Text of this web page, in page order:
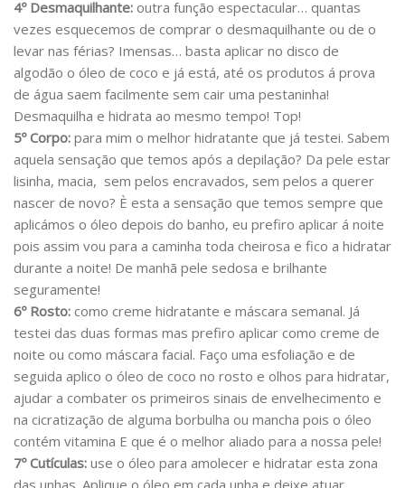
4º Desmaquilhante: outra função espectacular… quantas
vezes esquecemos de comprar o desmaquilhante ou de o
levar nas férias? Imensas… basta aplicar no disco de
algodão o óleo de coco e já está, até os produtos á prova
de água saem facilmente sem cair uma pestaninha!
Desmaquilha e hidrata ao mesmo tempo! Top!
5º Corpo: para mim o melhor hidratante que já testei. Sabem
aquela sensação que temos após a depilação? Da pele estar
lisinha, macia, sem pelos encravados, sem pelos a querer
nascer de novo? È esta a sensação que temos sempre que
aplicámos o óleo depois do banho, eu prefiro aplicar á noite
pois assim vou para a caminha toda cheirosa e fico a hidratar
durante a noite! De manhã pele sedosa e brilhante
seguramente!
6º Rosto: como creme hidratante e máscara semanal. Já
testei das duas formas mas prefiro aplicar como creme de
noite ou como máscara facial. Faço uma esfoliação e de
seguida aplico o óleo de coco no rosto e olhos para hidratar,
ajudar a combater os primeiros sinais de envelhecimento e
na cicratização de alguma borbulha ou mancha pois o óleo
contém vitamina E que é o melhor aliado para a nossa pele!
7º Cutículas: use o óleo para amolecer e hidratar esta zona
das unhas. Aplique o óleo em cada unha e deixe atuar